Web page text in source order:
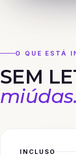
O QUE ESTÁ
SEM
miúdas.
INCLUSO